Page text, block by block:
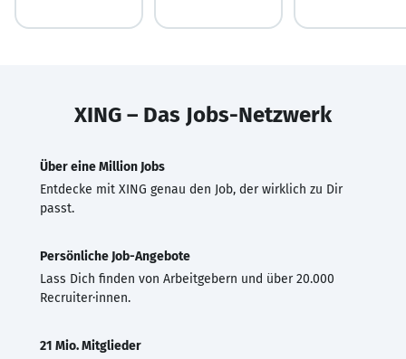
XING – Das Jobs-Netzwerk
Über eine Million Jobs
Entdecke mit XING genau den Job, der wirklich zu Dir
passt.
Persönliche Job-Angebote
Lass Dich finden von Arbeitgebern und über 20.000
Recruiter·innen.
21 Mio. Mitglieder